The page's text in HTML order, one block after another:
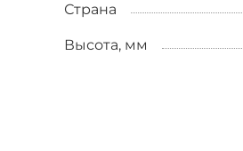
Страна
Высота, мм